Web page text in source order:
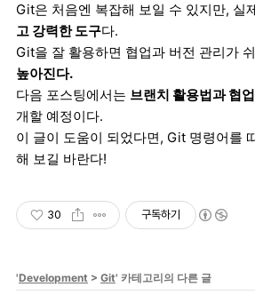
Git은 처음엔 복잡해 보일 수 있지만, 실
고 강력한 도구다.
Git을 잘 활용하면 협업과 버전 관리가
높아진다.
다음 포스팅에서는 브랜치 활용법과 협
개할 예정이다.
이 글이 도움이 되었다면, Git 명령어를
해 보길 바란다!
30 구독하기
'Development > Git' 카테고리의 다른 글